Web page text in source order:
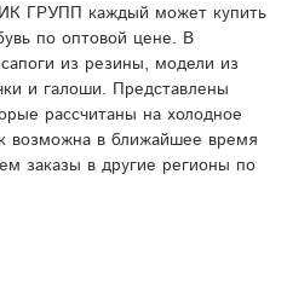
ГРУПП каждый может купить
по оптовой цене. В
из резины, модели из
и галоши. Представлены
рассчитаны на холодное
возможна в ближайшее время
заказы в другие регионы по